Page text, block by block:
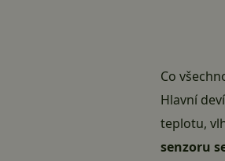
Co
Hlavní
teplotu,
senzoru